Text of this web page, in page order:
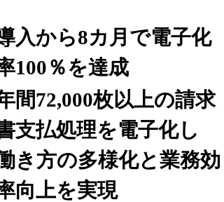
入から8カ月で電子化
100％を達成
間72,000枚以上の請求
支払処理を電子化し
き方の多様化と業務効
向上を実現